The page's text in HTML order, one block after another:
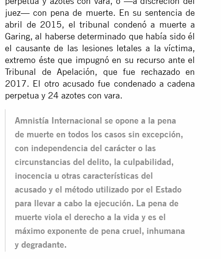
juez— con pena de muerte. En su sentencia de
abril de 2015, el tribunal condenó a muerte a
Garing, al haberse determinado que había sido él
el causante de las lesiones letales a la víctima,
extremo éste que impugnó en su recurso ante el
Tribunal de Apelación, que fue rechazado en
2017. El otro acusado fue condenado a cadena
perpetua y 24 azotes con vara.
Amnistía Internacional se opone a la pena
de muerte en todos los casos sin excepción,
con independencia del carácter o las
circunstancias del delito, la culpabilidad,
inocencia u otras características del
acusado y el método utilizado por el Estado
para llevar a cabo la ejecución. La pena de
muerte viola el derecho a la vida y es el
máximo exponente de pena cruel, inhumana
y degradante.